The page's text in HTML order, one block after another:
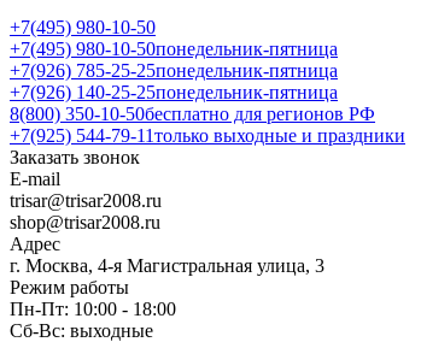
+7(495) 980-10-50
+7(495) 980-10-50понедельник-пятница
+7(926) 785-25-25понедельник-пятница
+7(926) 140-25-25понедельник-пятница
8(800) 350-10-50бесплатно для регионов РФ
+7(925) 544-79-11только выходные и праздники
Заказать звонок
E-mail
trisar@trisar2008.ru
shop@trisar2008.ru
Адрес
г. Москва, 4-я Магистральная улица, 3
Режим работы
Пн-Пт: 10:00 - 18:00
Сб-Вс: выходные